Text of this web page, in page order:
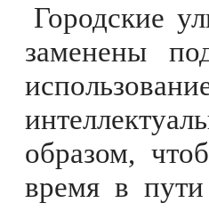
Городские
заменены
образом,
время в пути